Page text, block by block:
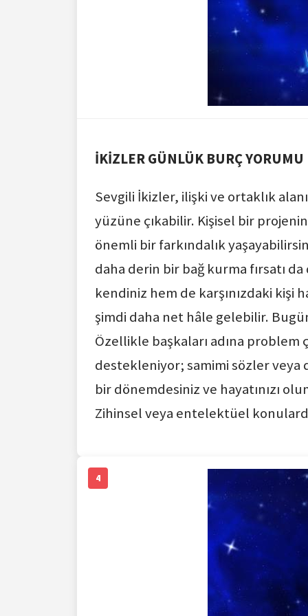
İKİZLER GÜNLÜK BURÇ YORUMU
Sevgili İkizler, ilişki ve ortaklık
yüzüne çıkabilir. Kişisel bir
önemli bir farkındalık
daha derin bir bağ kurma fırsatı
kendiniz hem de karşınızdaki
şimdi daha net hâle gelebilir.
Özellikle başkaları adına
destekleniyor; samimi sözler veya
bir dönemdesiniz ve hayatınızı
Zihinsel veya entelektüel
4